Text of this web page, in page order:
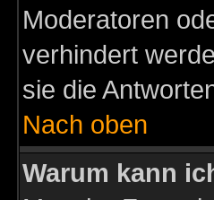
Moderatoren
verhindert
sie die
Nach oben
Warum kann